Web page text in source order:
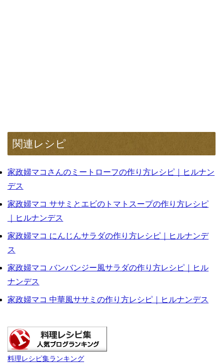
関連レシピ
家政婦マコさんのミートローフの作り方レシピ｜ヒルナン
デス
家政婦マコ ササミとエビのトマトスープの作り方レシピ
｜ヒルナンデス
家政婦マコ にんじんサラダの作り方レシピ｜ヒルナンデ
ス
家政婦マコ バンバンジー風サラダの作り方レシピ｜ヒル
ナンデス
家政婦マコ 中華風ササミの作り方レシピ｜ヒルナンデス
料理レシピ集ランキング